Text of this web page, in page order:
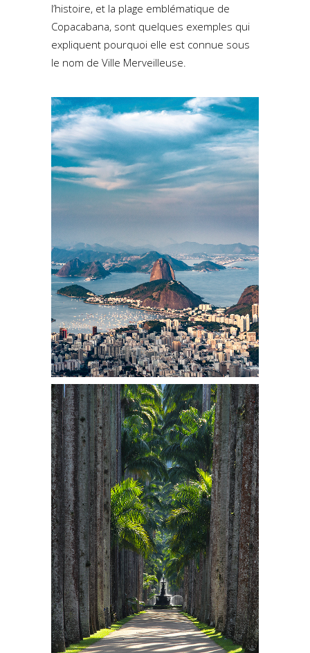
l’histoire, et la plage emblématique de
Copacabana, sont quelques exemples qui
expliquent pourquoi elle est connue sous
le nom de Ville Merveilleuse.